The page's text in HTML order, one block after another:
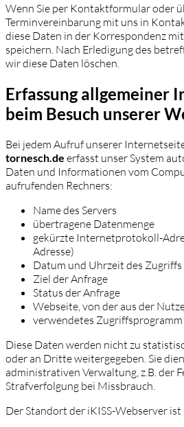
Wenn Sie per Kontaktformular oder
Terminvereinbarung mit uns in
diese Daten in der Korrespondenz
speichern. Nach Erledigung des
wir diese Daten löschen.
Erfassung allgemeiner
beim Besuch unserer
Bei jedem Aufruf unserer
tornesch.de erfasst unser System
Daten und Informationen vom
aufrufenden Rechners:
Name des Servers
übertragene Datenmenge
gekürzte Internetprotokoll-
Adresse)
Datum und Uhrzeit des Zugriffs
Ziel der Anfrage
Status der Anfrage
Webseite, von der aus der
verwendetes
Diese Daten werden nicht zu
oder an Dritte weitergegeben. Sie
administrativen Verwaltung, z.B. der
Strafverfolgung bei Missbrauch.
Der Standort der iKISS-Webserver ist